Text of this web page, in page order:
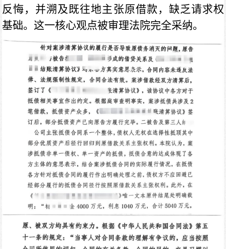
反悔，并溯及既往地主张原借款，缺乏请求权
基础。这一核心观点被审理法院完全采纳。